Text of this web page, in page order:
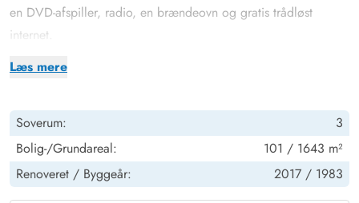
Læs mere
en DVD-afspiller, radio, en brændeovn og gratis trådløst
internet
God terrasse tæt ved klitter
og mod vest. For familier med børn og hund er den helt ideel.
Udsigtener skøn, og den store klit mod nord danner læ når
vinden kommer fra nordvest. Det er tilladt at medbringe 2
hunde i dette sommerhus. OgVesterhavetligger kun 150 m fra
Soverum:
3
Bolig-/Grundareal:
101 / 1643 m²
Renoveret / Byggeår: 2017 / 1983